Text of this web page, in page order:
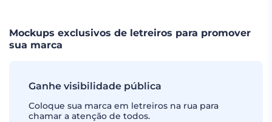
Mockups exclusivos de letreiros para promover
sua marca
Ganhe visibilidade pública
Coloque sua marca em letreiros na rua para
chamar a atenção de todos.